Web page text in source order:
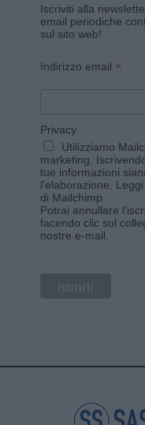
Iscriviti alla
email periodiche
sul sito web!
Indirizzo email *
Privacy
Utilizziamo
marketing.
tue informazioni
l'elaborazione.
di Mailchimp
Potrai annullare
facendo clic sul
nostre e-mail.